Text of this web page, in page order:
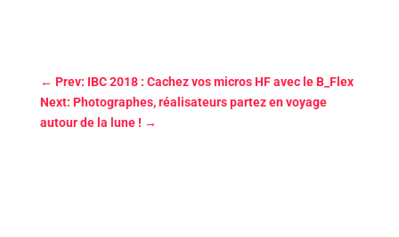
← Prev: IBC 2018 : Cachez vos micros HF avec le B_Flex
Next: Photographes, réalisateurs partez en voyage
autour de la lune ! →